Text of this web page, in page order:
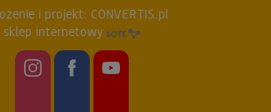
i projekt: CONVERTIS.pl
sklep internetowy